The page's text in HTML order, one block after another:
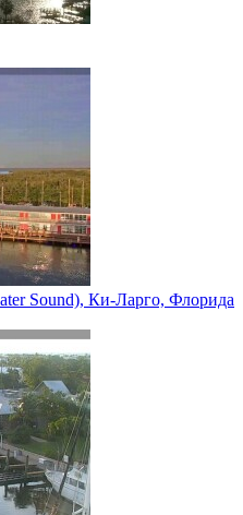
Sound), Ки-Ларго, Флорида